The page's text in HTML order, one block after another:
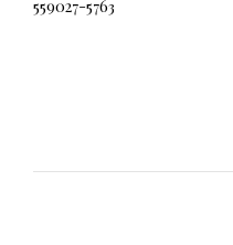
559027-5763